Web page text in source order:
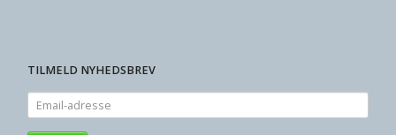
TILMELD NYHEDSBREV
Email-
adresse